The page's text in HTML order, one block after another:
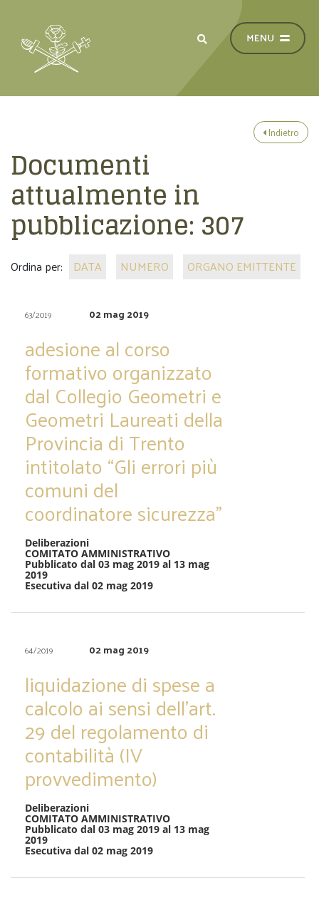
Indietro
Documenti
attualmente in
pubblicazione: 307
Ordina per: DATA NUMERO ORGANO EMITTENTE
63/2019 02 mag 2019
adesione al corso
formativo organizzato
dal Collegio Geometri e
Geometri Laureati della
Provincia di Trento
intitolato “Gli errori più
comuni del
coordinatore sicurezza”
Deliberazioni
COMITATO AMMINISTRATIVO
Pubblicato dal 03 mag 2019 al 13 mag
2019
Esecutiva dal 02 mag 2019
64/2019 02 mag 2019
liquidazione di spese a
calcolo ai sensi dell’art.
29 del regolamento di
contabilità (IV
provvedimento)
Deliberazioni
COMITATO AMMINISTRATIVO
Pubblicato dal 03 mag 2019 al 13 mag
2019
Esecutiva dal 02 mag 2019